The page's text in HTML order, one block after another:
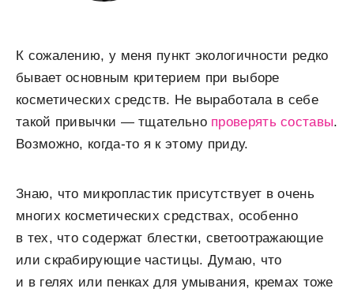
К сожалению, у меня пункт экологичности редко
бывает основным критерием при выборе
косметических средств. Не выработала в себе
такой привычки — тщательнопроверять составы.
Возможно, когда-то я к этому приду.
Знаю, что микропластик присутствует в очень
многих косметических средствах, особенно
в тех, что содержат блестки, светоотражающие
или скрабирующие частицы. Думаю, что
и в гелях или пенках для умывания, кремах тоже